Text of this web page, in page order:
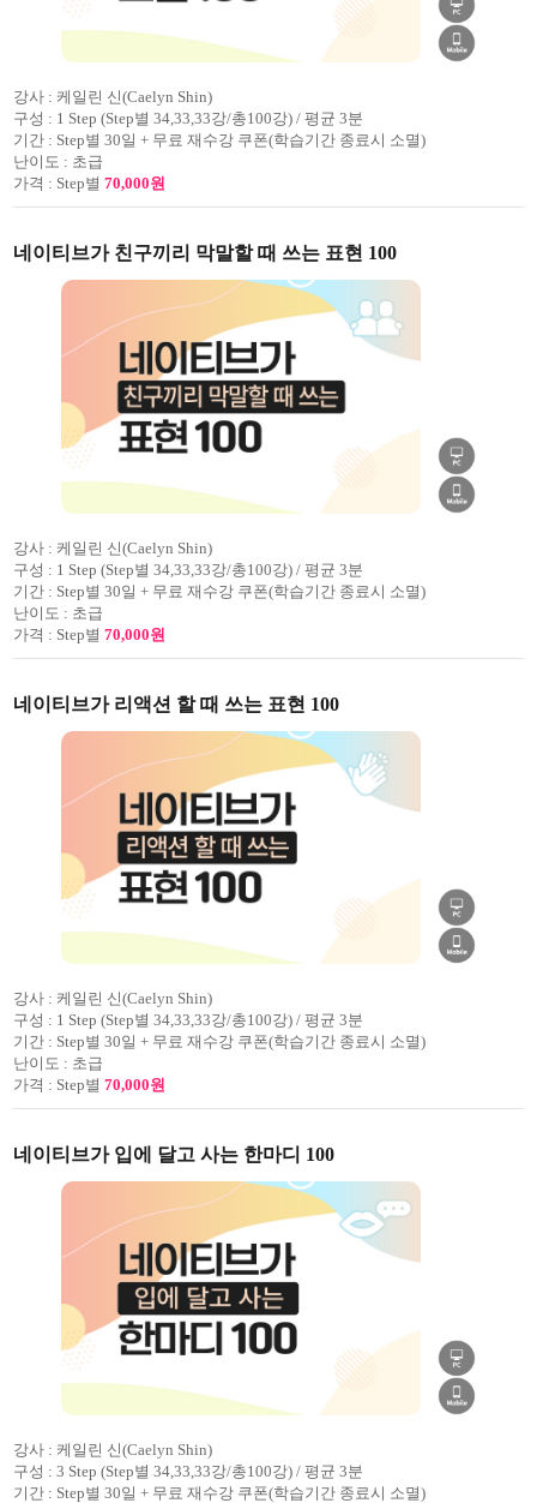
강사 : 케일린 신(Caelyn Shin)
구성 : 1 Step (Step별 34,33,33강/총100강) / 평균 3분
기간 : Step별 30일 + 무료 재수강 쿠폰(학습기간 종료시 소멸)
난이도 : 초급
가격 : Step별 70,000원
네이티브가 친구끼리 막말할 때 쓰는 표현 100
강사 : 케일린 신(Caelyn Shin)
구성 : 1 Step (Step별 34,33,33강/총100강) / 평균 3분
기간 : Step별 30일 + 무료 재수강 쿠폰(학습기간 종료시 소멸)
난이도 : 초급
가격 : Step별 70,000원
네이티브가 리액션 할 때 쓰는 표현 100
강사 : 케일린 신(Caelyn Shin)
구성 : 1 Step (Step별 34,33,33강/총100강) / 평균 3분
기간 : Step별 30일 + 무료 재수강 쿠폰(학습기간 종료시 소멸)
난이도 : 초급
가격 : Step별 70,000원
네이티브가 입에 달고 사는 한마디 100
강사 : 케일린 신(Caelyn Shin)
구성 : 3 Step (Step별 34,33,33강/총100강) / 평균 3분
기간 : Step별 30일 + 무료 재수강 쿠폰(학습기간 종료시 소멸)